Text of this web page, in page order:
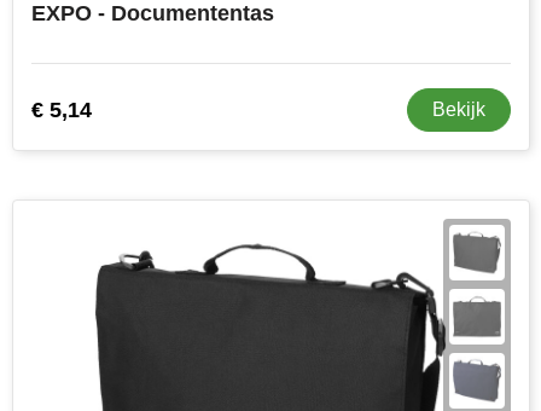
EXPO - Documententas
€ 5,14 Bekijk